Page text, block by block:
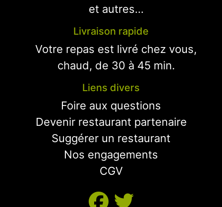
et autres...
Livraison rapide
Votre repas est livré chez vous,
chaud, de 30 à 45 min.
Liens divers
Foire aux questions
Devenir restaurant partenaire
Suggérer un restaurant
Nos engagements
CGV